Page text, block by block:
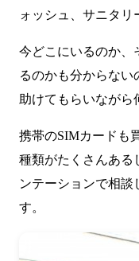
ォッシュ、サニタリ
今どこにいるのか、
るのかも分からない
助けてもらいながら
携帯のSIMカードも
種類がたくさんある
ンテーションで相
す。